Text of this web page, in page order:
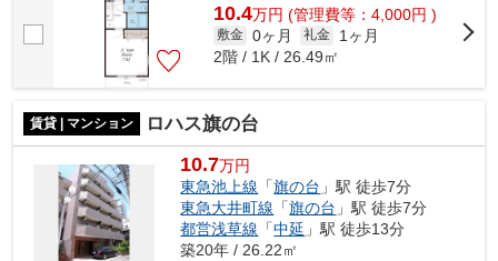
10.4万円 (管理費等：4,000円 )
敷金 0ヶ月 礼金
1ヶ月
2階 / 1K / 26.49㎡
賃貸 | マンション ロハス旗の台
10.7万円
東急池上線 「旗の台 」駅 徒歩7分
東急大井町線 「旗の台 」駅 徒歩7分
都営浅草線 「中延 」駅 徒歩13分
築20年 / 26.22㎡